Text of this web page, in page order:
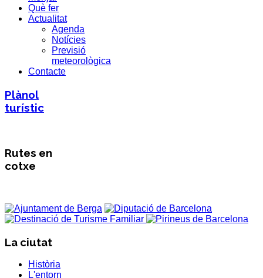
Què fer
Actualitat
Agenda
Notícies
Previsió
meteorològica
Contacte
Plànol
turístic
Rutes en
cotxe
La ciutat
Història
L'entorn